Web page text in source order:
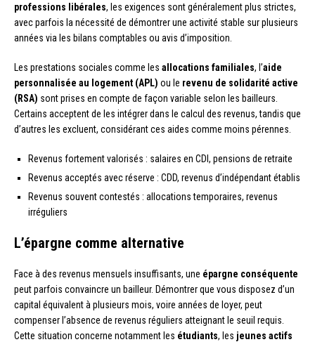
professions libérales, les exigences sont généralement plus strictes,
avec parfois la nécessité de démontrer une activité stable sur plusieurs
années via les bilans comptables ou avis d’imposition.
Les prestations sociales comme les allocations familiales, l’aide
personnalisée au logement (APL) ou le revenu de solidarité active
(RSA) sont prises en compte de façon variable selon les bailleurs.
Certains acceptent de les intégrer dans le calcul des revenus, tandis que
d’autres les excluent, considérant ces aides comme moins pérennes.
Revenus fortement valorisés : salaires en CDI, pensions de retraite
Revenus acceptés avec réserve : CDD, revenus d’indépendant établis
Revenus souvent contestés : allocations temporaires, revenus
irréguliers
L’épargne comme alternative
Face à des revenus mensuels insuffisants, une épargne conséquente
peut parfois convaincre un bailleur. Démontrer que vous disposez d’un
capital équivalent à plusieurs mois, voire années de loyer, peut
compenser l’absence de revenus réguliers atteignant le seuil requis.
Cette situation concerne notamment les étudiants, les jeunes actifs